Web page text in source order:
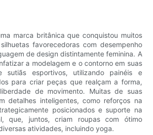
marca britânica que conquistou muitos
favorecedoras com desempenho
de design distintamente feminina. A
a modelagem e o contorno em suas
sutiãs esportivos, utilizando painéis e
para criar peças que realçam a forma,
de movimento. Muitas de suas
detalhes inteligentes, como reforços na
posicionados e suporte na
que, juntos, criam roupas com ótimo
atividades, incluindo yoga.